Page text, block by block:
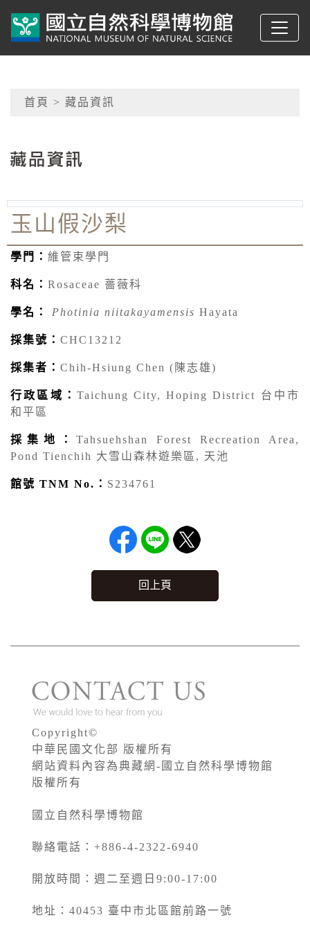
典藏網-國立自然科學
網頁導覽
首頁 > 藏品資訊
玉山假沙梨
學門： 維管束學門
科名： Rosaceae 薔薇科
學名： Photinia niitakayamensis Hayata
採集號： CHC13212
採集者： Chih-Hsiung Chen (陳志雄)
行政區域： Taichung City, Hoping District 台中市
和平區
採集地：Tahsuehshan Forest Recreation Area,
Pond Tienchih 大雪山森林遊樂區, 天池
館號 TNM No.： S234761
回上頁
Copyright©
中華民國文化部 版權所有
網站資料內容為典藏網-國立自然科學博物館
版權所有
國立自然科學博物館
聯絡電話：+886-4-2322-6940
開放時間：週二至週日9:00-17:00
地址：40453 臺中市北區館前路一號